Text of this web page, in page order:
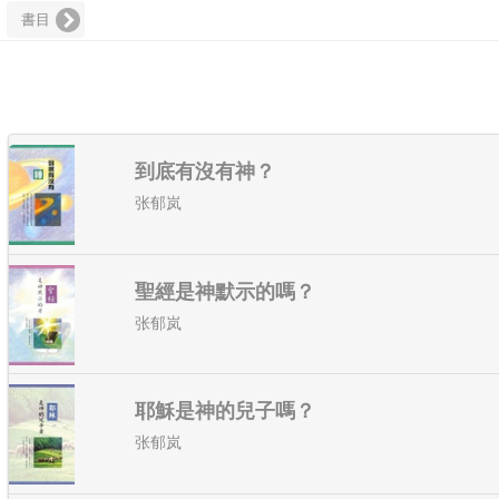
書目
到底有沒有神？
张郁岚
聖經是神默示的嗎？
张郁岚
耶穌是神的兒子嗎？
张郁岚